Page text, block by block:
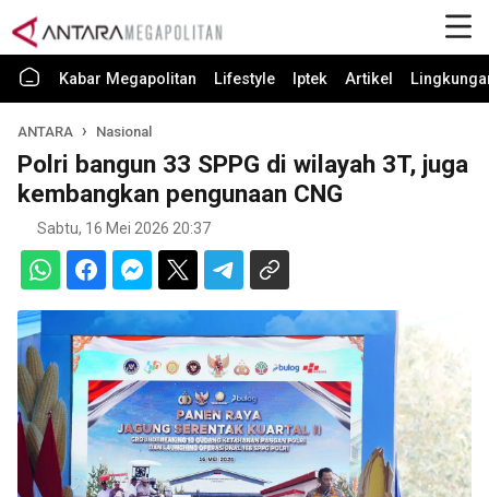
Kabar Megapolitan Lifestyle Iptek Artikel
ANTARA Nasional
Polri bangun 33 SPPG di wilayah 3T, juga
kembangkan pengunaan CNG
Sabtu, 16 Mei 2026 20:37